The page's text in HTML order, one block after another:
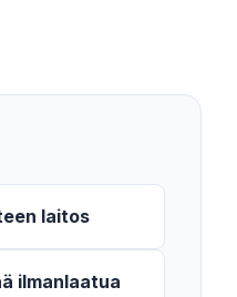
laitos
ilmanlaatua